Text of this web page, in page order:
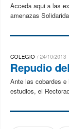
Acceda aqui a las
amenazas
COLEGIO 24/10/2013
Repudio
Ante las cobardes
estudios, el